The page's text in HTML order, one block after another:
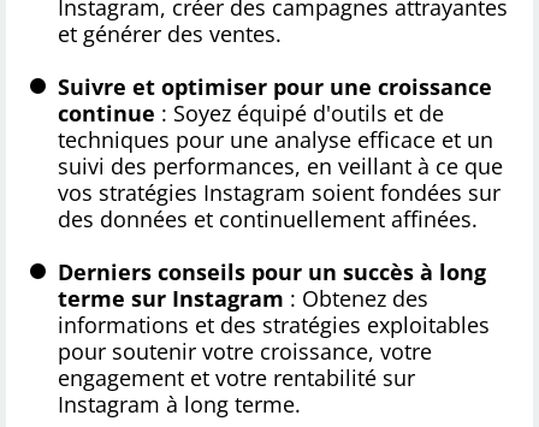
Instagram, créer des campagnes attrayantes
et générer des ventes.
Suivre et optimiser pour une croissance
continue : Soyez équipé d'outils et de
techniques pour une analyse efficace et un
suivi des performances, en veillant à ce que
vos stratégies Instagram soient fondées sur
des données et continuellement affinées.
Derniers conseils pour un succès à long
terme sur Instagram : Obtenez des
informations et des stratégies exploitables
pour soutenir votre croissance, votre
engagement et votre rentabilité sur
Instagram à long terme.